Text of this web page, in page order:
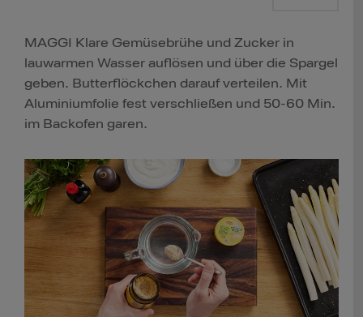
MAGGI Klare Gemüsebrühe und Zucker in
lauwarmen Wasser auflösen und über die Spargel
geben. Butterflöckchen darauf verteilen. Mit
Aluminiumfolie fest verschließen und 50-60 Min.
im Backofen garen.